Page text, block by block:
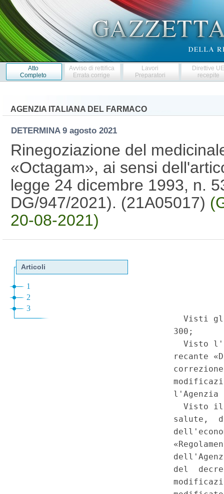
Atto
Completo
Avviso di rettifica
Errata corrige
Lavori
Preparatori
Direttive
recepite
AGENZIA ITALIANA DEL FARMACO
DETERMINA 9 agosto 2021
Rinegoziazione del
«Octagam», ai sensi
legge 24 dicembre 1993, n.
DG/947/2021). (21A05017)
20-08-2021)